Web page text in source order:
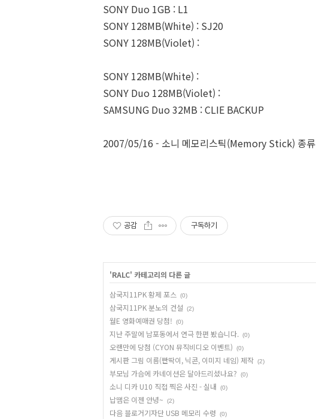
SONY Duo 1GB : L1
SONY 128MB(White) : SJ20
SONY 128MB(Violet) :
SONY 128MB(White) :
SONY Duo 128MB(Violet) :
SAMSUNG Duo 32MB : CLIE BACKUP
2007/05/16 - 소니 메모리스틱(Memory Stick) 종류
공감 구독하기
'RALC' 카테고리의 다른 글
삼국지11PK 황제 포스
(0)
삼국지11PK 분노의 건설 (2)
월E 영화예매권 당첨! (0)
지난 주말에 남포동에서 연극 한편 봤습니다. (0)
오랜만에 당첨 (CYON 뮤직비디오 이벤트) (0)
게시판 그림 이름(빤딱이, 닉콘, 이미지 네임) 제작 (2)
부모님 가슴에 카네이션은 달아드리셨나요? (0)
소니 디카 U10 직접 찍은 사진 - 실내 (0)
납땜은 이젠 안녕~ (2)
다음 블로거기자단 USB 메모리 수령 (0)